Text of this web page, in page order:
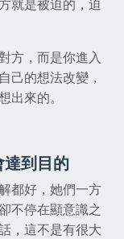
就是被迫的，迫
方，而是你進入
己的想法改變，
出來的。
到目的
都好，她們一方
不停在顯意識之
，這不是有很大